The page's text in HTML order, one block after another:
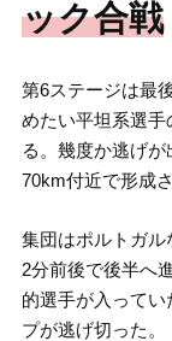
ック合戦
第6ステージは最
めたい平坦系選
る。幾度か逃げ
70km付近で形成
集団はポルトガ
2分前後で後半へ
的選手が入って
プが逃げ切った。